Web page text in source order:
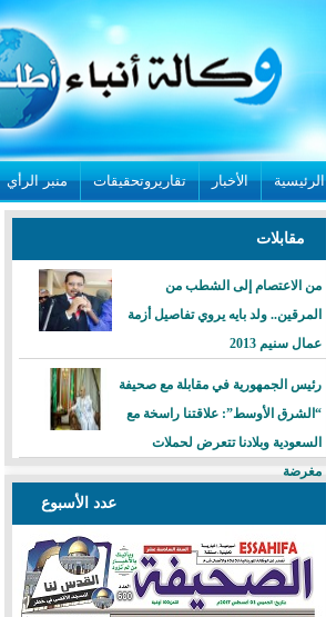
الرئيسية الأخبار تقاريروتحقيقات منبر الرأي
مقابلات
من الاعتصام إلى الشطب من
المرقين.. ولد بايه يروي تفاصيل أزمة
عمال سنيم 2013
رئيس الجمهورية في مقابلة مع صحيفة
“الشرق الأوسط”: علاقتنا راسخة مع
السعودية وبلادنا تتعرض لحملات
مغرضة
عدد الأسبوع